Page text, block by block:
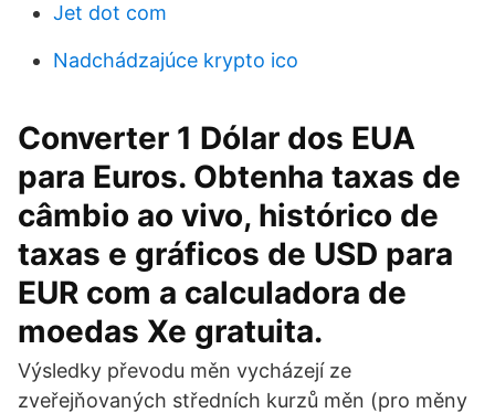
Jet dot com
Nadchádzajúce krypto ico
Converter 1 Dólar dos EUA
para Euros. Obtenha taxas de
câmbio ao vivo, histórico de
taxas e gráficos de USD para
EUR com a calculadora de
moedas Xe gratuita.
Výsledky převodu měn vycházejí ze
zveřejňovaných středních kurzů měn (pro měny